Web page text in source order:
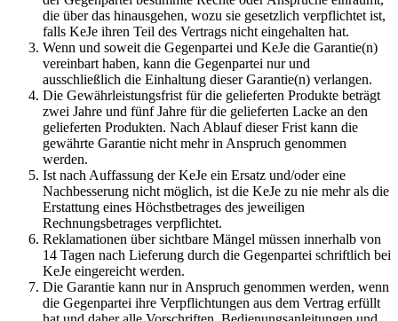
die über das hinausgehen, wozu sie gesetzlich verpflichtet ist,
falls KeJe ihren Teil des Vertrags nicht eingehalten hat.
Wenn und soweit die Gegenpartei und KeJe die Garantie(n)
vereinbart haben, kann die Gegenpartei nur und
ausschließlich die Einhaltung dieser Garantie(n) verlangen.
Die Gewährleistungsfrist für die gelieferten Produkte beträgt
zwei Jahre und fünf Jahre für die gelieferten Lacke an den
gelieferten Produkten. Nach Ablauf dieser Frist kann die
gewährte Garantie nicht mehr in Anspruch genommen
werden.
Ist nach Auffassung der KeJe ein Ersatz und/oder eine
Nachbesserung nicht möglich, ist die KeJe zu nie mehr als die
Erstattung eines Höchstbetrages des jeweiligen
Rechnungsbetrages verpflichtet.
Reklamationen über sichtbare Mängel müssen innerhalb von
14 Tagen nach Lieferung durch die Gegenpartei schriftlich bei
KeJe eingereicht werden.
Die Garantie kann nur in Anspruch genommen werden, wenn
die Gegenpartei ihre Verpflichtungen aus dem Vertrag erfüllt